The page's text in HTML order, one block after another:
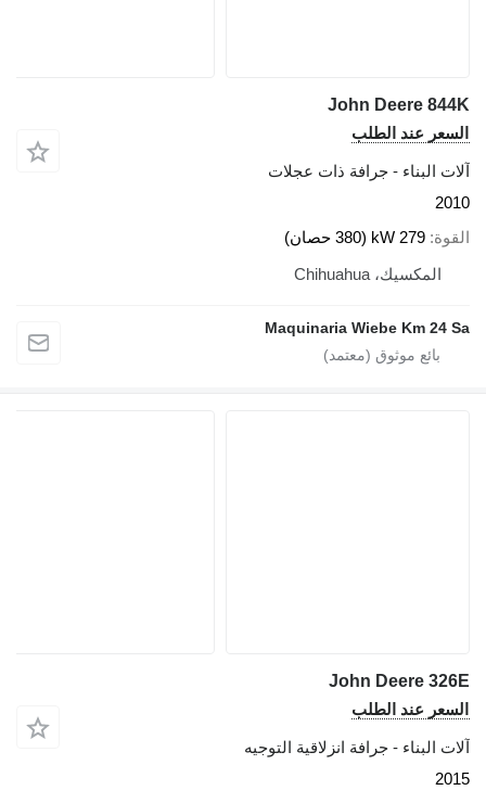
John Deere 844K
السعر عند الطلب
آلات البناء - جرافة ذات عجلات
2010
القوة 279 kW (380 حصان)
المكسيك، Chihuahua
Maquinaria Wiebe Km 24 Sa
John Deere 326E
السعر عند الطلب
آلات البناء - جرافة انزلاقية التوجيه
2015